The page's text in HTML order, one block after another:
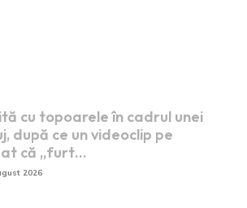
cu topoarele în cadrul unei
după ce un videoclip pe
că „furt…
2026